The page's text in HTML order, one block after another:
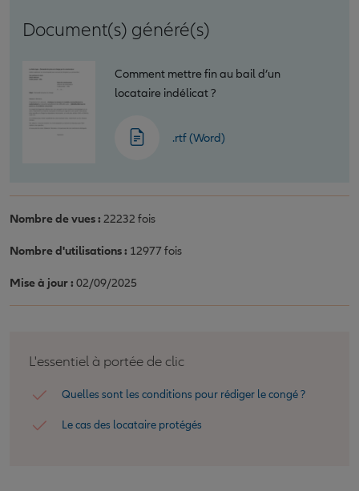
Document(s) généré(s)
Comment mettre fin au bail d’un
locataire indélicat ?
.rtf (Word)
Nombre de vues : 22232 fois
Nombre d'utilisations : 12977 fois
Mise à jour : 02/09/2025
L'essentiel à portée de clic
Quelles sont les conditions pour rédiger le congé ?
Le cas des locataire protégés